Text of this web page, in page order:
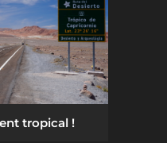
tropical !